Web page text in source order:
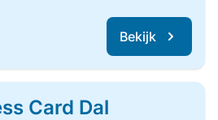
Bekijk
Card Dal